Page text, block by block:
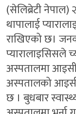
(सेलिब्रेटी
थापालाई
राखिएको छ।
प्यारालाइसिसले
अस्पतालमा
अस्पतालको
छ । बुधबार